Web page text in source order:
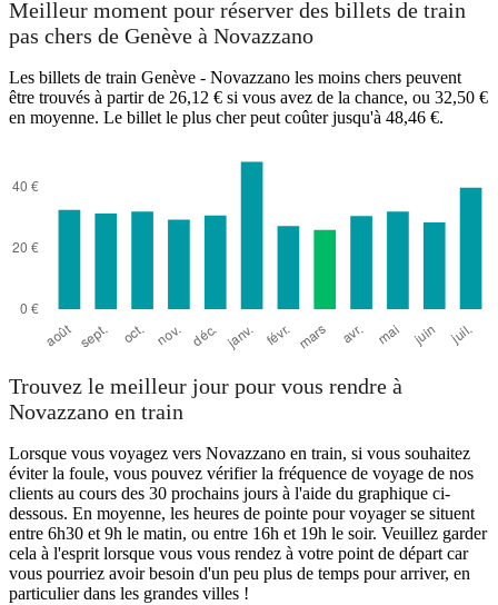
Geneva
Meilleur moment pour réserver des billets de train
pas chers de Genève à Novazzano
Les billets de train Genève - Novazzano les moins chers peuvent
être trouvés à partir de 26,12 € si vous avez de la chance, ou 32,50 €
en moyenne. Le billet le plus cher peut coûter jusqu'à 48,46 €.
Trouvez le meilleur jour pour vous rendre à
Novazzano en train
Lorsque vous voyagez vers Novazzano en train, si vous souhaitez
éviter la foule, vous pouvez vérifier la fréquence de voyage de nos
clients au cours des 30 prochains jours à l'aide du graphique ci-
dessous. En moyenne, les heures de pointe pour voyager se situent
entre 6h30 et 9h le matin, ou entre 16h et 19h le soir. Veuillez garder
cela à l'esprit lorsque vous vous rendez à votre point de départ car
vous pourriez avoir besoin d'un peu plus de temps pour arriver, en
particulier dans les grandes villes !